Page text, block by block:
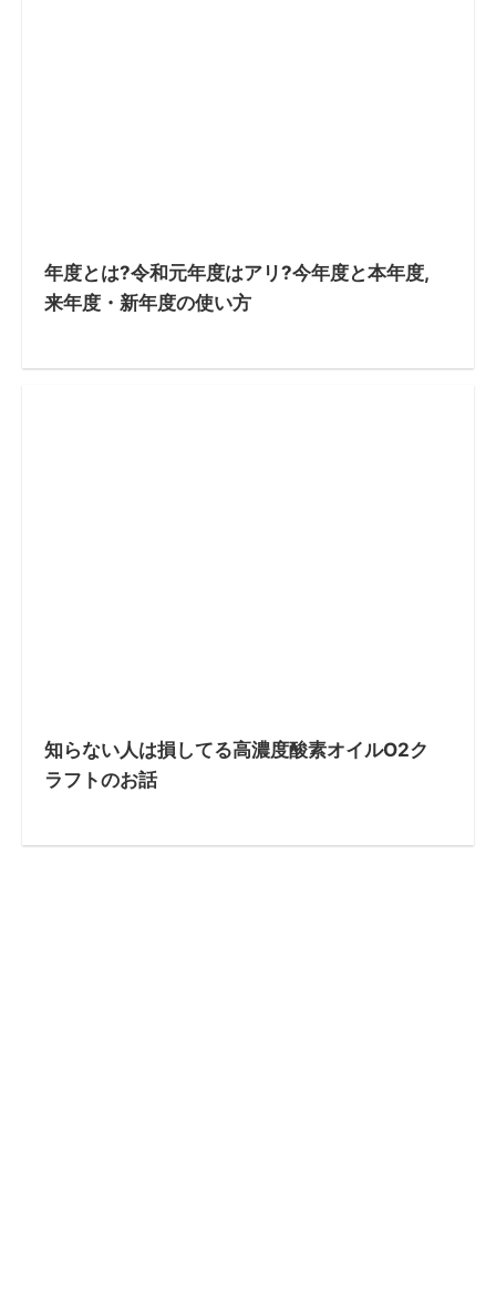
年度とは?令和元年度はアリ?今年度と本年度,
来年度・新年度の使い方
知らない人は損してる高濃度酸素オイルO2ク
ラフトのお話